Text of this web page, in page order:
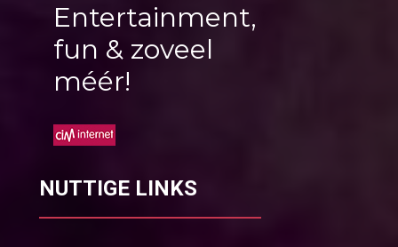
Entertainment,
fun & zoveel
méér!
NUTTIGE LINKS